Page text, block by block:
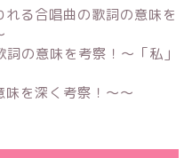
る合唱曲の歌詞の意味を
の意味を考察！〜「私」
を深く考察！〜〜